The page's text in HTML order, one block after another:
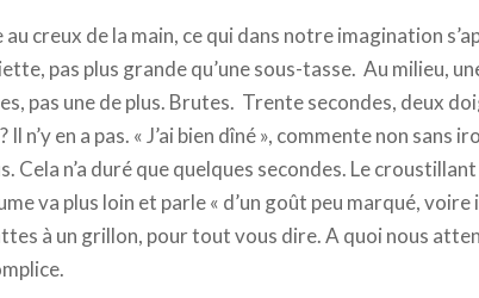
au creux de la main, ce qui dans notre imagination
pas plus grande qu’une sous-tasse. Au milieu,
pas une de plus. Brutes. Trente secondes, deux
Il n’y en a pas. « J’ai bien dîné », commente non sans
Cela n’a duré que quelques secondes. Le
va plus loin et parle « d’un goût peu marqué,
à un grillon, pour tout vous dire. A quoi nous